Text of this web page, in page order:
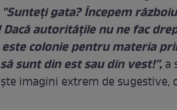
"Sunteţi gata? Începem
autorităţile nu ne fac
colonie pentru materia
sunt din est sau din vest!",a
imagini extrem de sugestive,